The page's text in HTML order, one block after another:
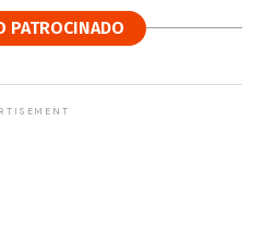
PATROCINADO